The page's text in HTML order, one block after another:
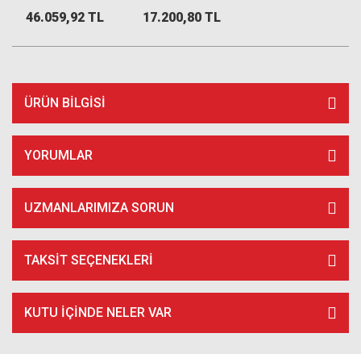
46.059,92 TL 17.200,80 TL
ÜRÜN BILGISI
YORUMLAR
UZMANLARIMIZA SORUN
TAKSIT SEÇENEKLERI
KUTU İÇİNDE NELER VAR